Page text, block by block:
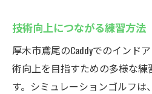
技術向上につながる練習方法
厚木市鳶尾のCaddyでのインド
術向上を目指すための多様な
す。シミュレーションゴルフは